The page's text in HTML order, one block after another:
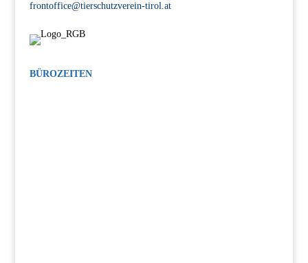
frontoffice@tierschutzverein-tirol.at
BÜROZEITEN